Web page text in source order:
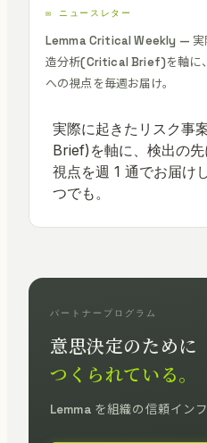
✉️ ニュースレター
Lemma Critical Weekly — 実
造分析(Critical Brief)を軸に
への視点を毎週お届け。
パートナープログラム
意思決定のために
つくられている。
Lemma を組織の信頼インフ